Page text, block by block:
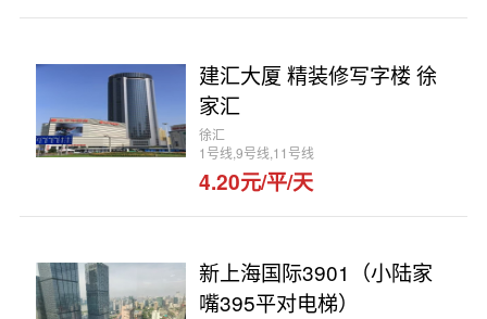
建汇大厦 精装修写字楼 徐
家汇
徐汇
1号线,9号线,11号线
4.20元/平/天
新上海国际3901（小陆家
嘴395平对电梯）